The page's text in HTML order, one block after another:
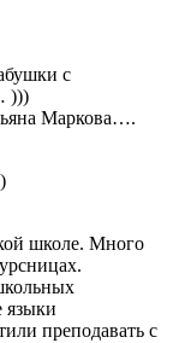
с
)))
Маркова….
школе. Много
языки
преподавать с